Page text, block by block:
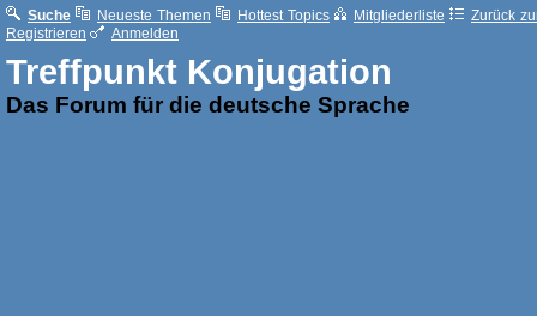
Suche Neueste Themen Hottest Topics Mitgliederliste
Zurück
Registrieren
Anmelden
Treffpunkt Konjugation
Das Forum für die deutsche Sprache